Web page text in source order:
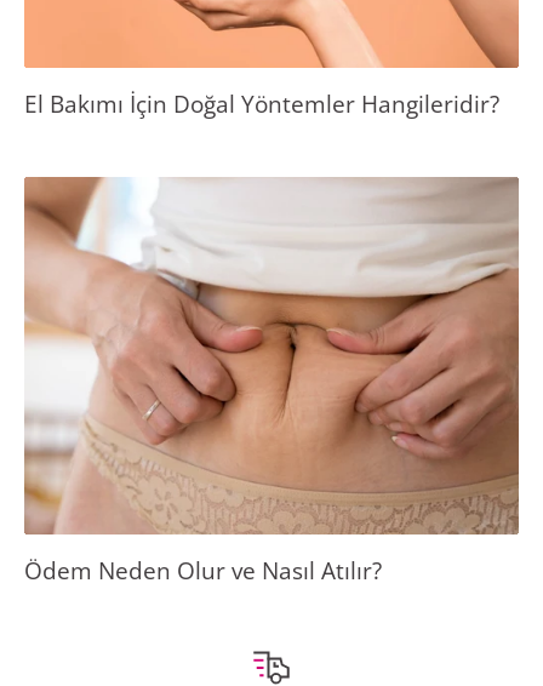
El Bakımı İçin Doğal Yöntemler Hangileridir?
Ödem Neden Olur ve Nasıl Atılır?